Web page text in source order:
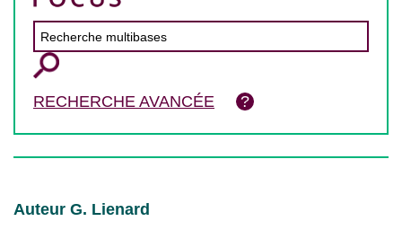
RECHERCHE AVANCÉE
Auteur G. Lienard